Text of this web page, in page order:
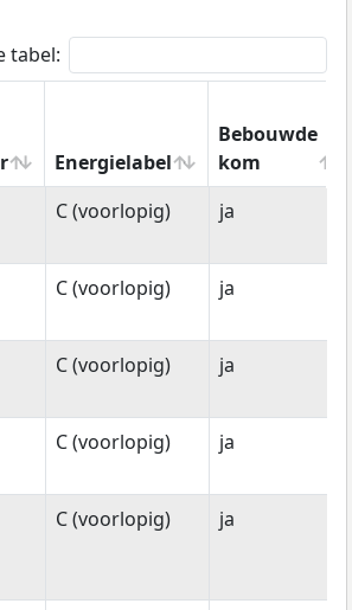
tabel:
Energielabel
Bebouwde
kom
Energielabel
Bebouwde
kom
C (voorlopig) ja
C (voorlopig) ja
C (voorlopig) ja
C (voorlopig) ja
C (voorlopig) ja